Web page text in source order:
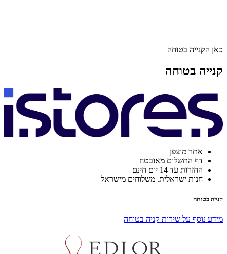
כאן הקנייה בטוחה
קנייה בטוחה
אתר מוצפן
דף התשלום מאובטח
החזרות עד 14 יום חינם
חנות ישראלית. משלוחים מישראל
קנייה בטוחה
מידע נוסף על שירות קניה בטוחה